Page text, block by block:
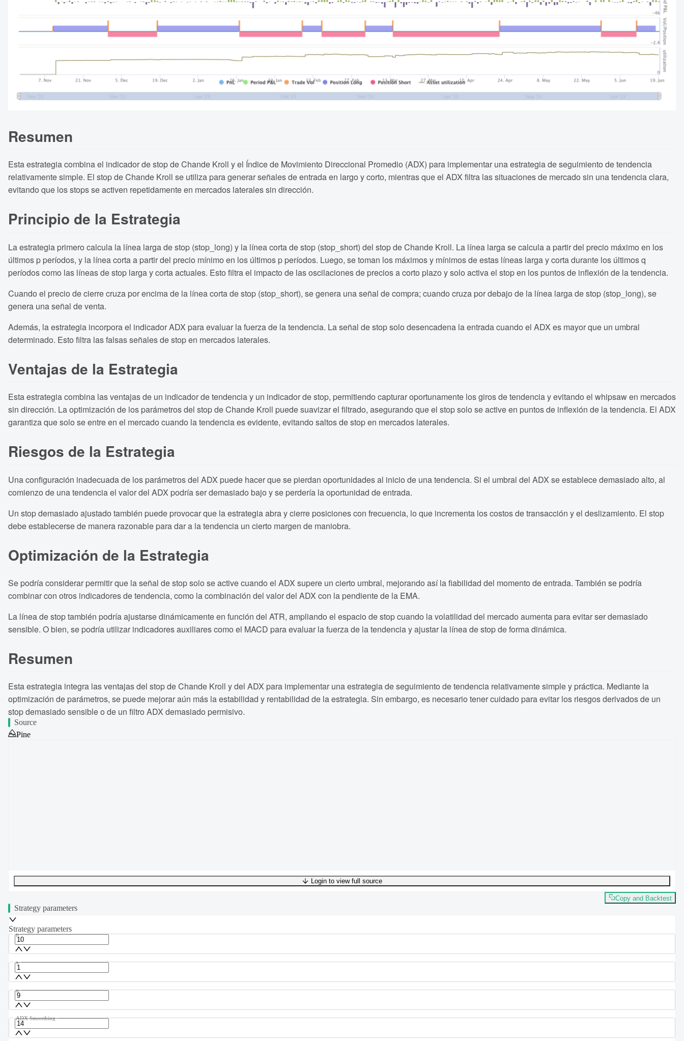
Resumen
Esta estrategia combina el indicador de stop de Chande Kroll y el Índice de Movimiento Direccional Promedio (ADX) para implementar una estrategia de seguimiento de tendencia
relativamente simple. El stop de Chande Kroll se utiliza para generar señales de entrada en largo y corto, mientras que el ADX filtra las situaciones de mercado sin una tendencia clara,
evitando que los stops se activen repetidamente en mercados laterales sin dirección.
Principio de la Estrategia
La estrategia primero calcula la línea larga de stop (stop_long) y la línea corta de stop (stop_short) del stop de Chande Kroll. La línea larga se calcula a partir del precio máximo en los
últimos p períodos, y la línea corta a partir del precio mínimo en los últimos p períodos. Luego, se toman los máximos y mínimos de estas líneas larga y corta durante los últimos q
períodos como las líneas de stop larga y corta actuales. Esto filtra el impacto de las oscilaciones de precios a corto plazo y solo activa el stop en los puntos de inflexión de la tendencia.
Cuando el precio de cierre cruza por encima de la línea corta de stop (stop_short), se genera una señal de compra; cuando cruza por debajo de la línea larga de stop (stop_long), se
genera una señal de venta.
Además, la estrategia incorpora el indicador ADX para evaluar la fuerza de la tendencia. La señal de stop solo desencadena la entrada cuando el ADX es mayor que un umbral
determinado. Esto filtra las falsas señales de stop en mercados laterales.
Ventajas de la Estrategia
Esta estrategia combina las ventajas de un indicador de tendencia y un indicador de stop, permitiendo capturar oportunamente los giros de tendencia y evitando el whipsaw en mercados
sin dirección. La optimización de los parámetros del stop de Chande Kroll puede suavizar el filtrado, asegurando que el stop solo se active en puntos de inflexión de la tendencia. El ADX
garantiza que solo se entre en el mercado cuando la tendencia es evidente, evitando saltos de stop en mercados laterales.
Riesgos de la Estrategia
Una configuración inadecuada de los parámetros del ADX puede hacer que se pierdan oportunidades al inicio de una tendencia. Si el umbral del ADX se establece demasiado alto, al
comienzo de una tendencia el valor del ADX podría ser demasiado bajo y se perdería la oportunidad de entrada.
Un stop demasiado ajustado también puede provocar que la estrategia abra y cierre posiciones con frecuencia, lo que incrementa los costos de transacción y el deslizamiento. El stop
debe establecerse de manera razonable para dar a la tendencia un cierto margen de maniobra.
Optimización de la Estrategia
Se podría considerar permitir que la señal de stop solo se active cuando el ADX supere un cierto umbral, mejorando así la fiabilidad del momento de entrada. También se podría
combinar con otros indicadores de tendencia, como la combinación del valor del ADX con la pendiente de la EMA.
La línea de stop también podría ajustarse dinámicamente en función del ATR, ampliando el espacio de stop cuando la volatilidad del mercado aumenta para evitar ser demasiado
sensible. O bien, se podría utilizar indicadores auxiliares como el MACD para evaluar la fuerza de la tendencia y ajustar la línea de stop de forma dinámica.
Resumen
Esta estrategia integra las ventajas del stop de Chande Kroll y del ADX para implementar una estrategia de seguimiento de tendencia relativamente simple y práctica. Mediante la
optimización de parámetros, se puede mejorar aún más la estabilidad y rentabilidad de la estrategia. Sin embargo, es necesario tener cuidado para evitar los riesgos derivados de un
stop demasiado sensible o de un filtro ADX demasiado permisivo.
Source
Pine
UTF-8273 bytes45 words0 linesLn 1,Col 0
Login to view full source
Copy and Backtest
Strategy parameters
Strategy parameters
p
x
q
ADX Smoothing